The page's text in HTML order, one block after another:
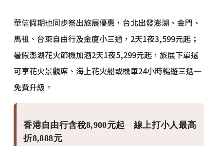
華信假期也同步祭出旅展優惠，台北出發澎湖、金門、
馬祖、台東自由行及金廈小三通，2天1夜3,599元起；
暑假澎湖花火節機加酒2天1夜5,299元起，旅展下單還
可享花火景觀席、海上花火船或機車24小時暢遊三選一
免費升級。
香港自由行含稅8,900元起 線上打小人最高
折8,888元